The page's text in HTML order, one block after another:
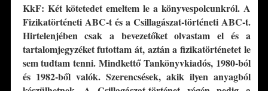
KkF: Két kötetedet emeltem le a könyvespolcunkról. A
Fizikatörténeti ABC-t és a Csillagászat-történeti ABC-t.
Hirtelenjében csak a bevezetőket olvastam el és a
tartalomjegyzéket futottam át, aztán a fizikatörténetet le
sem tudtam tenni. Mindkettő Tankönyvkiadós, 1980-ból
és 1982-ből valók. Szerencsések, akik ilyen anyagból